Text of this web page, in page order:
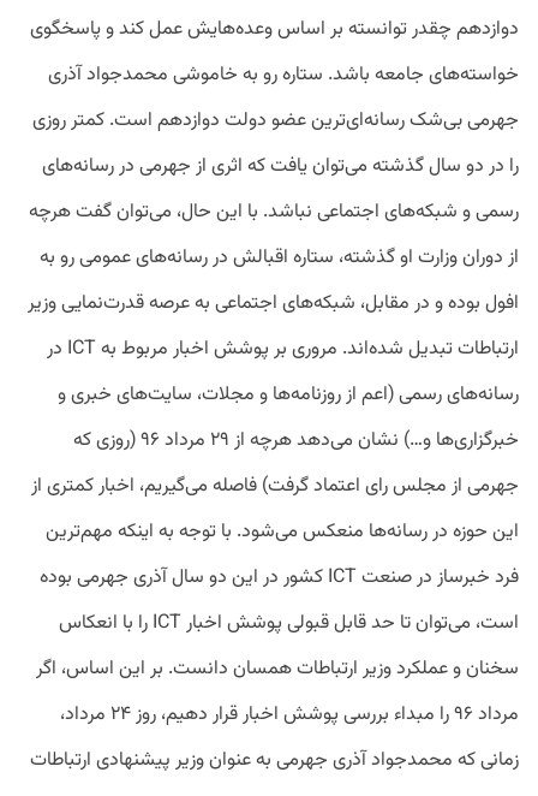
دوازدهم چقدر توانسته بر اساس وعده‌هایش عمل کند و پاسخگوی
خواسته‌های جامعه باشد. ستاره رو به خاموشی محمدجواد آذری
جهرمی بی‌شک رسانه‌ای‌ترین عضو دولت دوازدهم است. کمتر روزی
را در دو سال گذشته می‌توان یافت که اثری از جهرمی در رسانه‌های
رسمی و شبکه‌های اجتماعی نباشد. با این حال، می‌توان گفت هرچه
از دوران وزارت او گذشته، ستاره اقبالش در رسانه‌های عمومی رو به
افول بوده و در مقابل، شبکه‌های اجتماعی به عرصه قدرت‌نمایی وزیر
ارتباطات تبدیل شده‌اند. مروری بر پوشش اخبار مربوط به ICT در
رسانه‌های رسمی (اعم از روزنامه‌ها و مجلات، سایت‌های خبری و
خبرگزاری‌ها و…) نشان می‌دهد هرچه از ۲۹ مرداد ۹۶ (روزی که
جهرمی از مجلس رای اعتماد گرفت) فاصله می‌گیریم، اخبار کمتری از
این حوزه در رسانه‌ها منعکس می‌شود. با توجه به اینکه مهم‌ترین
فرد خبرساز در صنعت ICT کشور در این دو سال آذری جهرمی بوده
است، می‌توان تا حد قابل قبولی پوشش اخبار ICT را با انعکاس
سخنان و عملکرد وزیر ارتباطات همسان دانست. بر این اساس، اگر
مرداد ۹۶ را مبداء بررسی پوشش اخبار قرار دهیم، روز ۲۴ مرداد،
زمانی که محمدجواد آذری جهرمی به عنوان وزیر پیشنهادی ارتباطات